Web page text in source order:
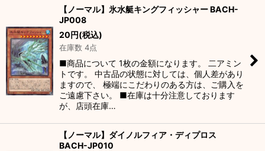
【ノーマル】氷水艇キングフィッシャー BACH-
JP008
20円(税込)
在庫数 4点
■商品について 1枚の金額になります。 二アミン
トです。 中古品の状態に対しては、個人差があり
ますので、 極端にこだわりのある方は、ご購入を
ご遠慮下さい。 ■在庫は十分注意しております
が、店頭在庫…
【ノーマル】ダイノルフィア・ディプロス
BACH-JP010